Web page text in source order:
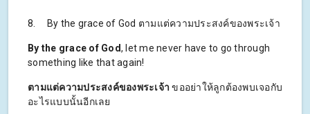
8. By the grace of God ตามแต่ความประสงค์ของพระเจ้า
By the grace of God, let me never have to go through
something like that again!
ตามแต่ความประสงค์ของพระเจ้า ขออย่าให้ลูกต้องพบเจอกับ
อะไรแบบนั้นอีกเลย